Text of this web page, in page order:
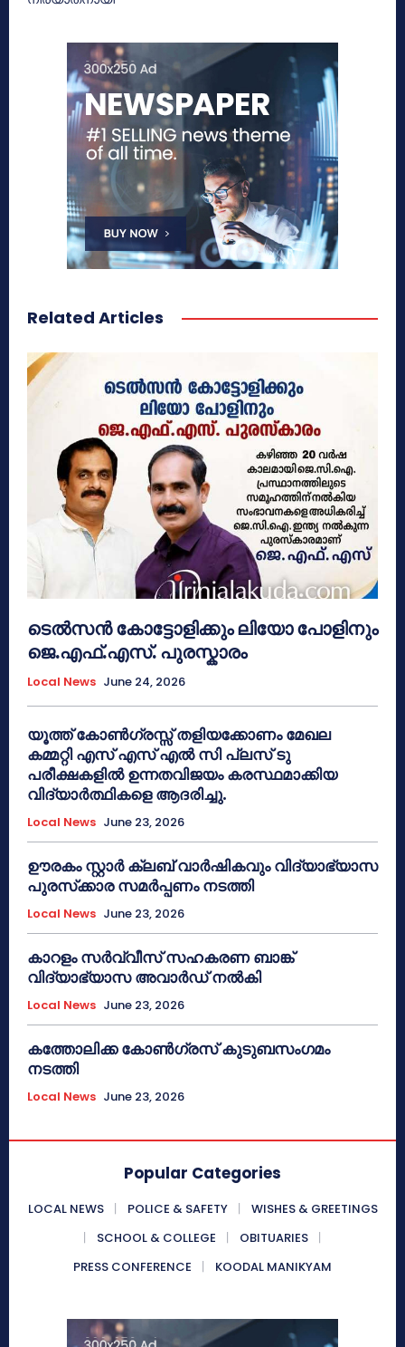
Related Articles
ടെൽസൻ കോട്ടോളിക്കും ലിയോ പോളിനും
ജെ.എഫ്.എസ്. പുരസ്കാരം
Local News June 24, 2026
യൂത്ത് കോൺഗ്രസ്സ് തളിയക്കോണം മേഖല
കമ്മറ്റി എസ് എസ് എൽ സി പ്ലസ് ടു
പരീക്ഷകളിൽ ഉന്നതവിജയം കരസ്ഥമാക്കിയ
വിദ്യാർത്ഥികളെ ആദരിച്ചു.
Local News June 23, 2026
ഊരകം സ്റ്റാർ ക്ലബ് വാർഷികവും വിദ്യാഭ്യാസ
പുരസ്‌ക്കാര സമർപ്പണം നടത്തി
Local News June 23, 2026
കാറളം സർവ്വീസ് സഹകരണ ബാങ്ക്
വിദ്യാഭ്യാസ അവാർഡ് നൽകി
Local News June 23, 2026
കത്തോലിക്ക കോൺഗ്രസ് കുടുബസംഗമം
നടത്തി
Local News June 23, 2026
Popular Categories
LOCAL NEWS POLICE & SAFETY
WISHES & GREETINGS
SCHOOL & COLLEGE
OBITUARIES
PRESS CONFERENCE
KOODAL MANIKYAM